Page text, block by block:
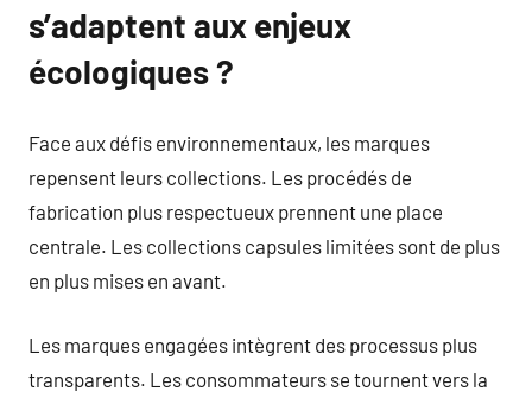
s’adaptent aux enjeux
écologiques ?
Face aux défis environnementaux, les marques
repensent leurs collections. Les procédés de
fabrication plus respectueux prennent une place
centrale. Les collections capsules limitées sont de plus
en plus mises en avant.
Les marques engagées intègrent des processus plus
transparents. Les consommateurs se tournent vers la